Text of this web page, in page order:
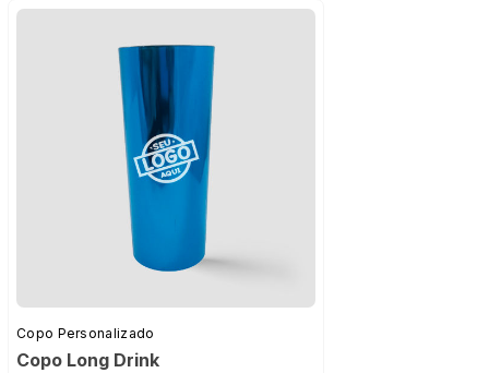
Copo Personalizado
Copo Long Drink